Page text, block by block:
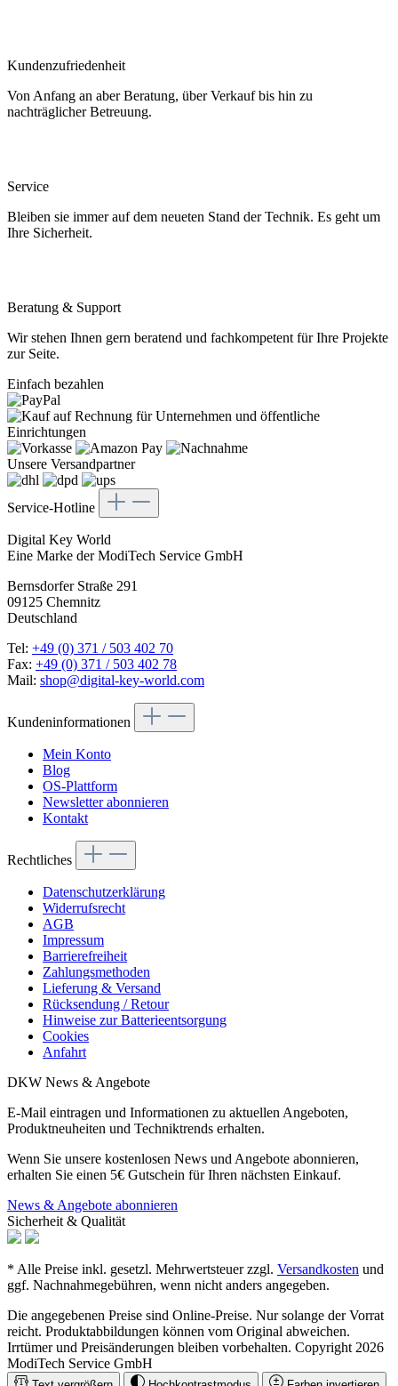
Kundenzufriedenheit
Von Anfang an aber Beratung, über Verkauf bis hin zu
nachträglicher Betreuung.
Service
Bleiben sie immer auf dem neueten Stand der Technik. Es geht um
Ihre Sicherheit.
Beratung & Support
Wir stehen Ihnen gern beratend und fachkompetent für Ihre Projekte
zur Seite.
Einfach bezahlen
Unsere Versandpartner
Service-Hotline
Digital Key World
Eine Marke der ModiTech Service GmbH
Bernsdorfer Straße 291
09125 Chemnitz
Deutschland
Tel: +49 (0) 371 / 503 402 70
Fax: +49 (0) 371 / 503 402 78
Mail: shop@digital-key-world.com
Kundeninformationen
Mein Konto
Blog
OS-Plattform
Newsletter abonnieren
Kontakt
Rechtliches
Datenschutzerklärung
Widerrufsrecht
AGB
Impressum
Barrierefreiheit
Zahlungsmethoden
Lieferung & Versand
Rücksendung / Retour
Hinweise zur Batterieentsorgung
Cookies
Anfahrt
DKW News & Angebote
E-Mail eintragen und Informationen zu aktuellen Angeboten,
Produktneuheiten und Techniktrends erhalten.
Wenn Sie unsere kostenlosen News und Angebote abonnieren,
erhalten Sie einen 5€ Gutschein für Ihren nächsten Einkauf.
News & Angebote abonnieren
Sicherheit & Qualität
* Alle Preise inkl. gesetzl. Mehrwertsteuer zzgl. Versandkosten und
ggf. Nachnahmegebühren, wenn nicht anders angegeben.
Die angegebenen Preise sind Online-Preise. Nur solange der Vorrat
reicht. Produktabbildungen können vom Original abweichen.
Irrtümer und Preisänderungen bleiben vorbehalten. Copyright 2026
ModiTech Service GmbH